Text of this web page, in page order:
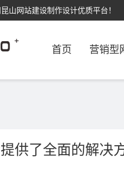
山网站建设制作设计优质平台！
首页 营销型
供了全面的解决